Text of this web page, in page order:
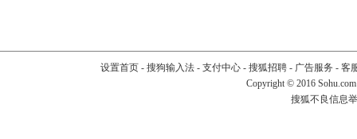
设置首页- 搜狗输入法- 支付中心- 搜狐招聘- 广告服务 - 客
Copyright © 2016
搜狐不良信息